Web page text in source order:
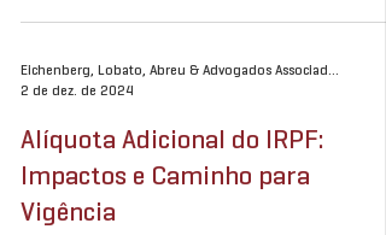
Eichenberg, Lobato, Abreu & Advogados Associados
2 de dez. de 2024
Alíquota Adicional do IRPF:
Impactos e Caminho para
Vigência